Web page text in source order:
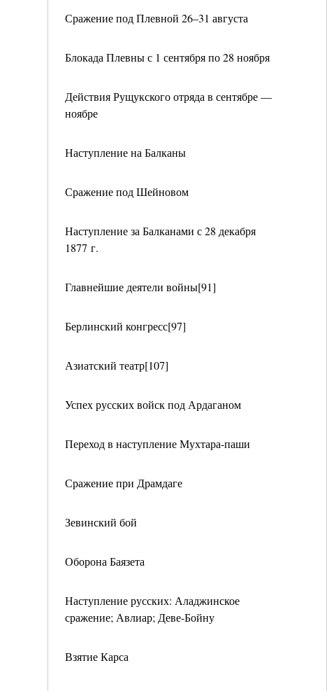
Сражение под Плевной 26–31 августа
Блокада Плевны с 1 сентября по 28 ноября
Действия Рущукского отряда в сентябре —
ноябре
Наступление на Балканы
Сражение под Шейновом
Наступление за Балканами с 28 декабря
1877 г.
Главнейшие деятели войны[91]
Берлинский конгресс[97]
Азиатский театр[107]
Успех русских войск под Ардаганом
Переход в наступление Мухтара-паши
Сражение при Драмдаге
Зевинский бой
Оборона Баязета
Наступление русских: Аладжинское
сражение; Авлиар; Деве-Бойну
Взятие Карса